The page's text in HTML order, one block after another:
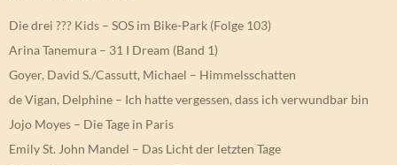
Die drei ??? Kids – SOS im Bike-Park (Folge 103)
Arina Tanemura – 31 I Dream (Band 1)
Goyer, David S./Cassutt, Michael – Himmelsschatten
de Vigan, Delphine – Ich hatte vergessen, dass ich verwundbar bin
Jojo Moyes – Die Tage in Paris
Emily St. John Mandel – Das Licht der letzten Tage